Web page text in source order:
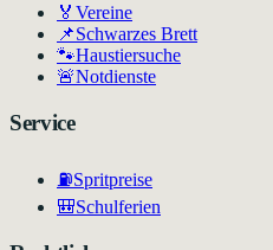
🏅 Vereine
📌Schwarzes Brett
🐾Haustiersuche
🚨Notdienste
Service
⛽Spritpreise
🎒Schulferien